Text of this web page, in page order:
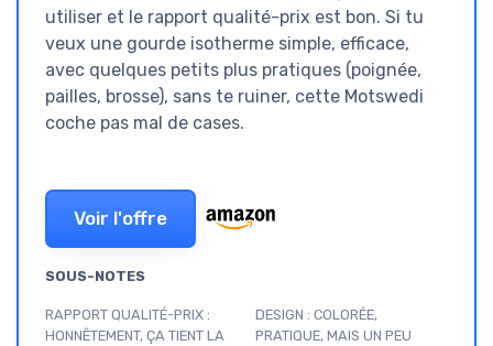
utiliser et le rapport qualité-prix est bon. Si tu
veux une gourde isotherme simple, efficace,
avec quelques petits plus pratiques (poignée,
pailles, brosse), sans te ruiner, cette Motswedi
coche pas mal de cases.
Voir l'offre
SOUS-NOTES
RAPPORT QUALITÉ-PRIX :
HONNÊTEMENT, ÇA TIENT LA
DESIGN : COLORÉE,
PRATIQUE, MAIS UN PEU